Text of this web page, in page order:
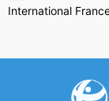
International